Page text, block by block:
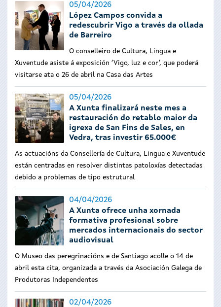
05/04/2026
López Campos convida a
redescubrir Vigo a través da ollada
de Barreiro
O conselleiro de Cultura, Lingua e
Xuventude asiste á exposición ‘Vigo, luz e cor’, que poderá
visitarse ata o 26 de abril na Casa das Artes
05/04/2026
A Xunta finalizará neste mes a
restauración do retablo maior da
igrexa de San Fins de Sales, en
Vedra, tras investir 65.000€
As actuacións da Consellería de Cultura, Lingua e Xuventude
están centradas en resolver distintas patoloxías detectadas
debido a problemas de tipo estrutural
04/04/2026
A Xunta ofrece unha xornada
formativa profesional sobre
mercados internacionais do sector
audiovisual
O Museo das peregrinacións e de Santiago acolle o 14 de
abril esta cita, organizada a través da Asociación Galega de
Produtoras Independentes
02/04/2026